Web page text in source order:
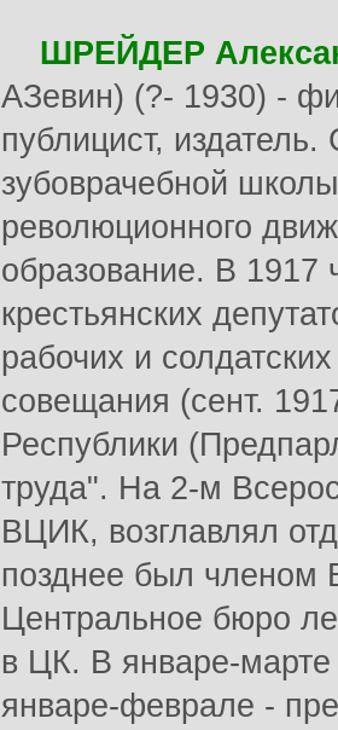
ШРЕЙДЕР
АЗевин) (?- 1930) -
публицист,
зубоврачебной
революционного
образование. В 1917
крестьянских
рабочих и
совещания (сент.
Республики
труда". На 2-м
ВЦИК, возглавлял
позднее был членом
Центральное бюро
в ЦК. В январе-
январе-феврале -